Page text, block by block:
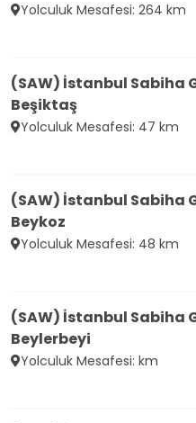
Yolculuk Mesafesi: 264 km
(SAW) İstanbul Sabiha
Beşiktaş
Yolculuk Mesafesi: 47 km
(SAW) İstanbul Sabiha
Beykoz
Yolculuk Mesafesi: 48 km
(SAW) İstanbul Sabiha
Beylerbeyi
Yolculuk Mesafesi: km